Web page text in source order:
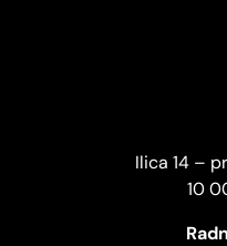
Ilica 14 –
10